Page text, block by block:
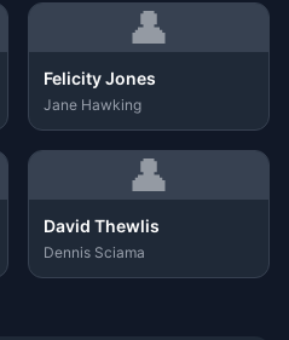
👤
Felicity Jones
Jane Hawking
👤
David Thewlis
Dennis Sciama